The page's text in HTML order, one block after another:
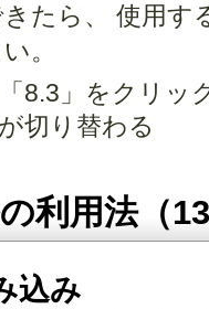
たら、 使用す
。
8.3」をクリッ
切り替わる
利用法（
込み